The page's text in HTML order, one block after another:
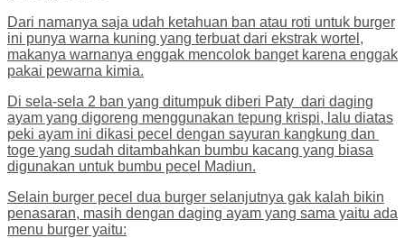
Dari namanya saja udah ketahuan ban atau roti untuk burger
ini punya warna kuning yang terbuat dari ekstrak wortel,
makanya warnanya enggak mencolok banget karena enggak
pakai pewarna kimia.
Di sela-sela 2 ban yang ditumpuk diberi Paty dari daging
ayam yang digoreng menggunakan tepung krispi, lalu diatas
peki ayam ini dikasi pecel dengan sayuran kangkung dan
toge yang sudah ditambahkan bumbu kacang yang biasa
digunakan untuk bumbu pecel Madiun.
Selain burger pecel dua burger selanjutnya gak kalah bikin
penasaran, masih dengan daging ayam yang sama yaitu ada
menu burger yaitu: